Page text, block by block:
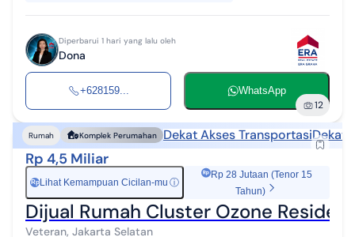
Diperbarui 1 hari yang lalu oleh
Dona
+628159... WhatsApp
12
Rumah Komplek Perumahan Dekat Akses TransportasiDekat
Rp 4,5 Miliar
RpLihat Kemampuan Cicilan-mu ⓘ
Rp 28 Jutaan (Tenor 15
Tahun)
Dijual Rumah Cluster Ozone
Veteran, Jakarta Selatan